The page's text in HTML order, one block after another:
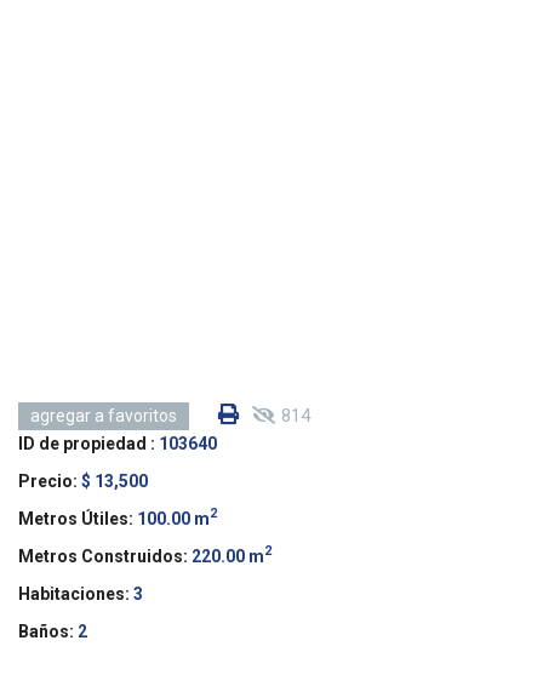
agregar a favoritos 814
ID de propiedad : 103640
Precio: $ 13,500
Metros Útiles: 100.00 m2
Metros Construidos: 220.00 m2
Habitaciones: 3
Baños: 2